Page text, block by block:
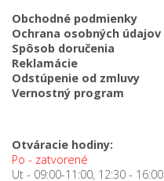
Obchodné podmienky
Ochrana osobných údajov
Spôsob doručenia
Reklamácie
Odstúpenie od zmluvy
Vernostný program
Otváracie hodiny:
Po - zatvorené
Ut - 09:00-11:00, 12:30 - 16:00